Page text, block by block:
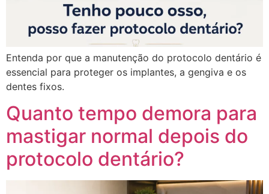
Entenda por que a manutenção do protocolo dentário é
essencial para proteger os implantes, a gengiva e os
dentes fixos.
Quanto tempo demora para
mastigar normal depois do
protocolo dentário?